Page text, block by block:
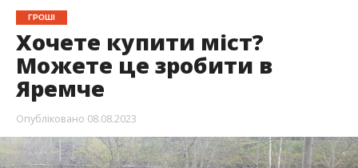
ГРОШІ
Хочете купити міст?
Можете це зробити в
Яремче
Опубліковано 08.08.2023